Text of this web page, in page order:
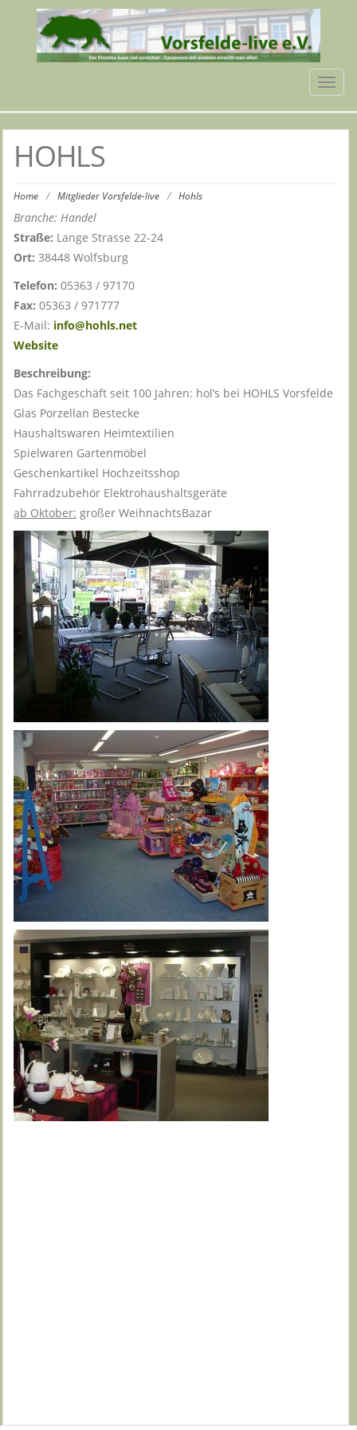
HOHLS
Home / Mitglieder Vorsfelde-live / Hohls
Branche: Handel
Straße: Lange Strasse 22-24
Ort:38448 Wolfsburg
Telefon: 05363 / 97170
Fax: 05363 / 971777
E-Mail: info@hohls.net
Website
Beschreibung:
Das Fachgeschäft seit 100 Jahren: hol’s bei HOHLS Vorsfelde
Glas Porzellan Bestecke
Haushaltswaren Heimtextilien
Spielwaren Gartenmöbel
Geschenkartikel Hochzeitsshop
Fahrradzubehör Elektrohaushaltsgeräte
ab Oktober: großer WeihnachtsBazar